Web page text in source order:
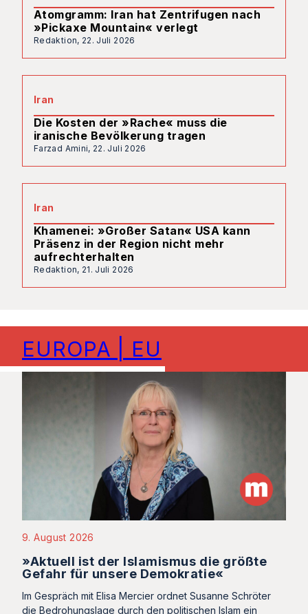
Atomgramm: Iran hat Zentrifugen nach
»Pickaxe Mountain« verlegt
Redaktion, 22. Juli 2026
Iran
Die Kosten der »Rache« muss die
iranische Bevölkerung tragen
Farzad Amini, 22. Juli 2026
Iran
Khamenei: »Großer Satan« USA kann
Präsenz in der Region nicht mehr
aufrechterhalten
Redaktion, 21. Juli 2026
EUROPA | EU
9. August 2026
»Aktuell ist der Islamismus die größte
Gefahr für unsere Demokratie«
Im Gespräch mit Elisa Mercier ordnet Susanne Schröter
die Bedrohungslage durch den politischen Islam ein